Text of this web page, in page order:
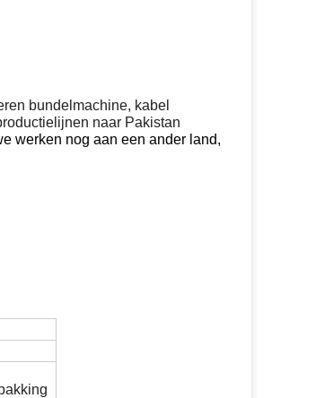
bundelmachine, kabel
naar Pakistan
werken nog aan een ander land,